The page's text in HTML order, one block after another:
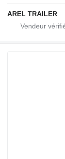
AREL TRAILER